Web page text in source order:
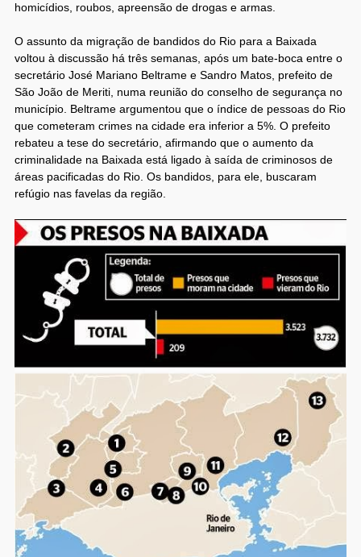
homicídios, roubos, apreensão de drogas e armas.
O assunto da migração de bandidos do Rio para a Baixada
voltou à discussão há três semanas, após um bate-boca entre o
secretário José Mariano Beltrame e Sandro Matos, prefeito de
São João de Meriti, numa reunião do conselho de segurança no
município. Beltrame argumentou que o índice de pessoas do Rio
que cometeram crimes na cidade era inferior a 5%. O prefeito
rebateu a tese do secretário, afirmando que o aumento da
criminalidade na Baixada está ligado à saída de criminosos de
áreas pacificadas do Rio. Os bandidos, para ele, buscaram
refúgio nas favelas da região.